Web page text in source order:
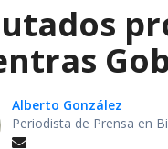
Alberto González
Periodista de Prensa en